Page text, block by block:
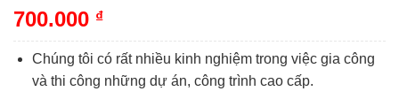
700.000 ₫
Chúng tôi có rất nhiều kinh nghiệm trong việc gia công
và thi công những dự án, công trình cao cấp.